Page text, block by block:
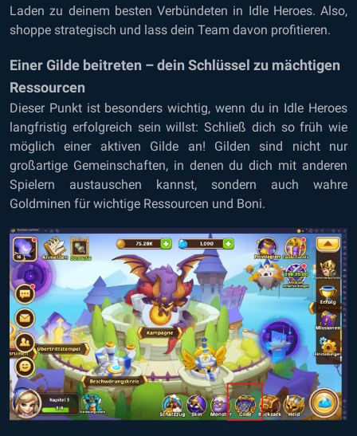
Laden zu deinem besten Verbündeten in Idle Heroes. Also,
shoppe strategisch und lass dein Team davon profitieren.
Einer Gilde beitreten – dein Schlüssel zu mächtigen
Ressourcen
Dieser Punkt ist besonders wichtig, wenn du in Idle Heroes
langfristig erfolgreich sein willst: Schließ dich so früh wie
möglich einer aktiven Gilde an! Gilden sind nicht nur
großartige Gemeinschaften, in denen du dich mit anderen
Spielern austauschen kannst, sondern auch wahre
Goldminen für wichtige Ressourcen und Boni.